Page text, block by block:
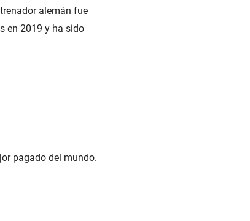
alemán fue
en 2019 y ha sido
pagado del mundo.